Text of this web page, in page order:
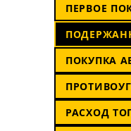
ПЕРВОЕ
ПОКУПКА
РАСХОД